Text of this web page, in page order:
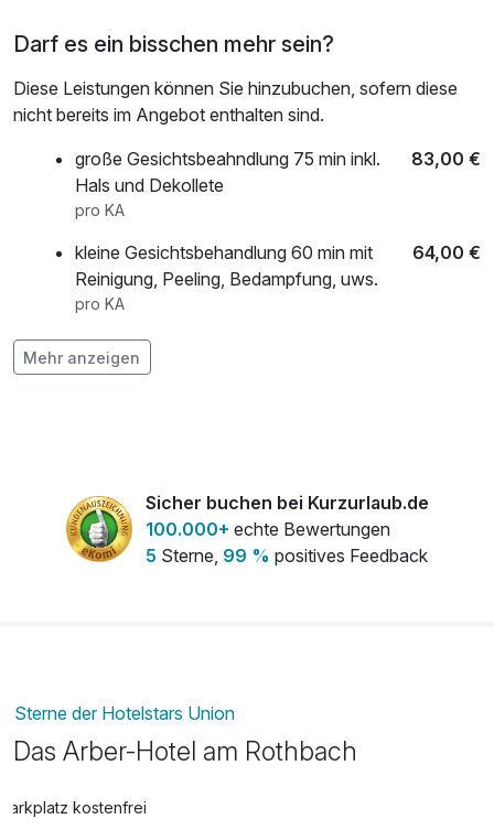
Darf es ein bisschen mehr sein?
Diese Leistungen können Sie hinzubuchen, sofern diese
nicht bereits im Angebot enthalten sind.
große Gesichtsbeahndlung 75 min inkl.
Hals und Dekollete
83,00 €
pro KA
kleine Gesichtsbehandlung 60 min mit
Reinigung, Peeling, Bedampfung, uws.
64,00 €
pro KA
Rückenmassage
pro KA
Mehr anzeigen
Sicher buchen bei Kurzurlaub.de
100.000+ echte Bewertungen
5 Sterne, 99 % positives Feedback
Sterne der Hotelstars Union
Das Arber-Hotel am Rothbach
Parkplatz kostenfrei